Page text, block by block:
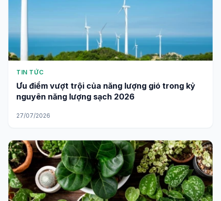
TIN TỨC
Ưu điểm vượt trội của năng lượng gió trong kỷ
nguyên năng lượng sạch 2026
27/07/2026